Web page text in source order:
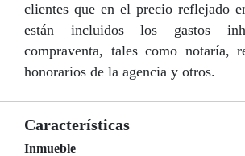
clientes que en el precio reflejado
están incluidos los gastos
compraventa, tales como notaría,
honorarios de la agencia y otros.
Características
Inmueble